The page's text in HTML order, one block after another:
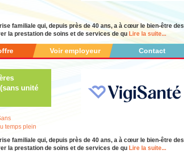
familiale qui, depuis près de 40 ans, a à cœur le bien-être des
la prestation de soins et de services de qu Lire la suite...
Voir employeur Contact
unité
temps plein
familiale qui, depuis près de 40 ans, a à cœur le bien-être des
la prestation de soins et de services de qu Lire la suite...